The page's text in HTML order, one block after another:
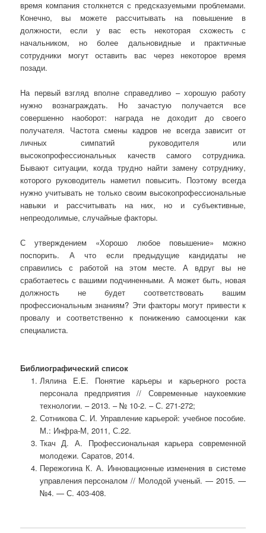
время компания столкнется с предсказуемыми проблемами.
Конечно, вы можете рассчитывать на повышение в
должности, если у вас есть некоторая схожесть с
начальником, но более дальновидные и практичные
сотрудники могут оставить вас через некоторое время
позади.
На первый взгляд вполне справедливо – хорошую работу
нужно вознаграждать. Но зачастую получается все
совершенно наоборот: награда не доходит до своего
получателя. Частота смены кадров не всегда зависит от
личных симпатий руководителя или
высокопрофессиональных качеств самого сотрудника.
Бывают ситуации, когда трудно найти замену сотруднику,
которого руководитель наметил повысить. Поэтому всегда
нужно учитывать не только своим высокопрофессиональные
навыки и рассчитывать на них, но и субъективные,
непреодолимые, случайные факторы.
С утверждением «Хорошо любое повышение» можно
поспорить. А что если предыдущие кандидаты не
справились с работой на этом месте. А вдруг вы не
сработаетесь с вашими подчиненными. А может быть, новая
должность не будет соответствовать вашим
профессиональным знаниям? Эти факторы могут привести к
провалу и соответственно к понижению самооценки как
специалиста.
Библиографический список
Лялина Е.Е. Понятие карьеры и карьерного роста
персонала предприятия // Современные наукоемкие
технологии. – 2013. – № 10-2. – С. 271-272;
Сотникова С. И. Управление карьерой: учебное пособие.
М.: Инфра-М, 2011, С.22.
Ткач Д. А. Профессиональная карьера современной
молодежи. Саратов, 2014.
Пережогина К. А. Инновационные изменения в системе
управления персоналом // Молодой ученый. — 2015. —
№4. — С. 403-408.